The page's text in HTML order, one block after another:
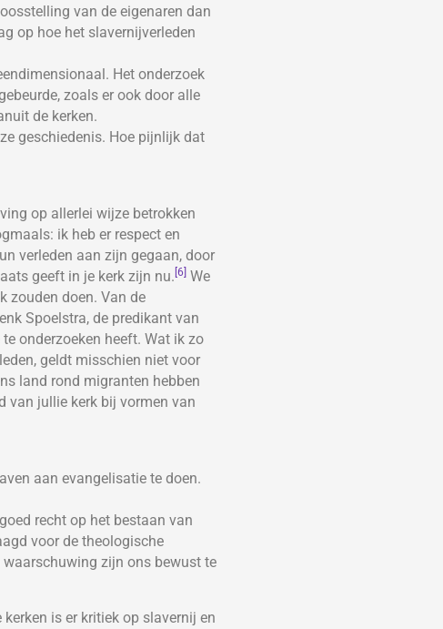
van de eigenaren dan
op hoe het slavernijverleden
Het onderzoek
zoals er ook door alle
de kerken.
geschiedenis. Hoe pijnlijk dat
op allerlei wijze betrokken
ik heb er respect en
verleden aan zijn gegaan, door
geeft in je kerk zijn nu. [6] We
zouden doen. Van de
Spoelstra, de predikant van
onderzoeken heeft. Wat ik zo
geldt misschien niet voor
land rond migranten hebben
van jullie kerk bij vormen van
aan evangelisatie te doen.
recht op het bestaan van
voor de theologische
zijn ons bewust te
is er kritiek op slavernij en